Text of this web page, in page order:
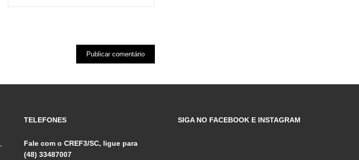
TELEFONES
Fale com o CREF3/SC, ligue para
(48) 33487007
SIGA NO FACEBOOK E INSTAGRAM